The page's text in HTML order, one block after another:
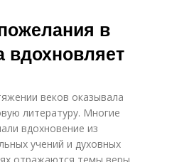
в
вдохновляет
веков оказывала
литературу. Многие
вдохновение из
учений и духовных